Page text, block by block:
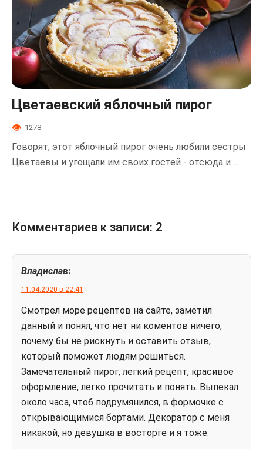
Цветаевский яблочный пирог
1278
Говорят, этот яблочный пирог очень любили сестры
Цветаевы и угощали им своих гостей - отсюда и ...
Комментариев к записи: 2
Владислав:
11.04.2020 в 22:41
Смотрел море рецептов на сайте, заметил
данный и понял, что нет ни коментов ничего,
почему бы не рискнуть и оставить отзыв,
который поможет людям решиться.
Замечательный пирог, легкий рецепт, красивое
оформление, легко прочитать и понять. Выпекал
около часа, чтоб подрумянился, в формочке с
открывающимися бортами. Декоратор с меня
никакой, но девушка в восторге и я тоже.